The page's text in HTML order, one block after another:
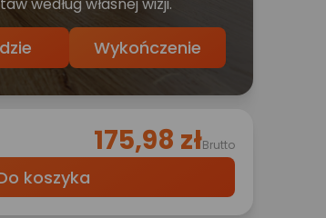
Wykończenie
175,98 złBrutto
koszyka